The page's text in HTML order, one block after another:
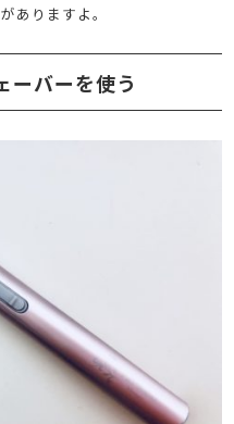
ありますよ。
ーバーを使う